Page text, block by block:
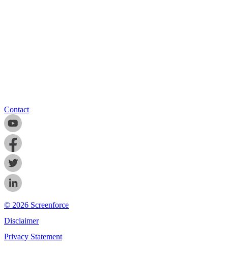
Contact
© 2026 Screenforce
Disclaimer
Privacy Statement